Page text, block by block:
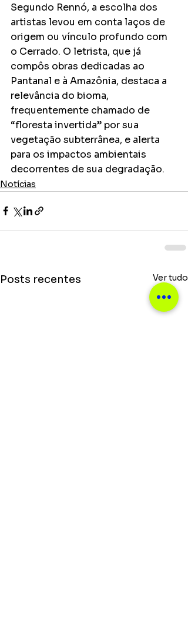
Segundo Rennó, a escolha dos
artistas levou em conta laços de
origem ou vínculo profundo com
o Cerrado. O letrista, que já
compôs obras dedicadas ao
Pantanal e à Amazônia, destaca a
relevância do bioma,
frequentemente chamado de
“floresta invertida” por sua
vegetação subterrânea, e alerta
para os impactos ambientais
decorrentes de sua degradação.
Notícias
Posts recentes Ver tudo